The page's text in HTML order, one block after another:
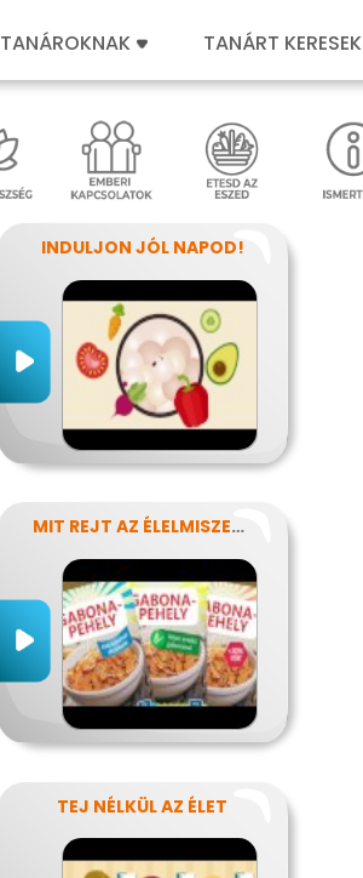
TANÁROKNAK TANÁRT KERESEK
INDULJON JÓL NAPOD!
MIT REJT AZ ÉLELMISZERCÍMKE?
TEJ NÉLKÜL AZ ÉLET